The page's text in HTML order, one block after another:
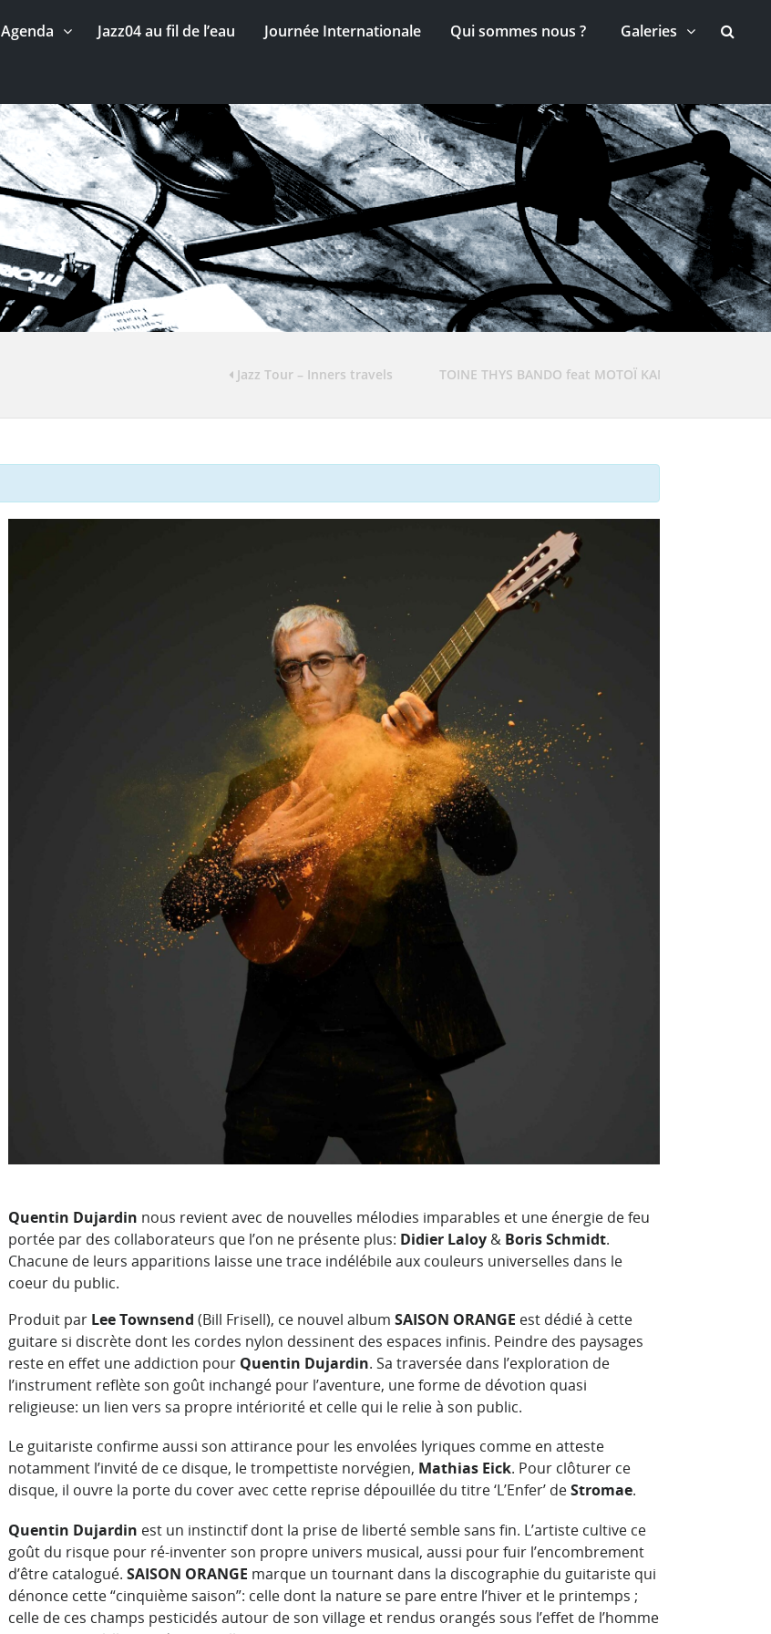
Agenda Jazz04 au fil de l’eau Journée Internationale Qui sommes nous ? Galeries
Jazz Tour – Inners travels
TOINE THYS BANDO feat MOTOÏ KANAMORI
Quentin Dujardin nous revient avec de nouvelles mélodies imparables et une énergie de feu
portée par des collaborateurs que l’on ne présente plus: Didier Laloy & Boris Schmidt.
Chacune de leurs apparitions laisse une trace indélébile aux couleurs universelles dans le
coeur du public.
Produit par Lee Townsend (Bill Frisell), ce nouvel album SAISON ORANGE est dédié à cette
guitare si discrète dont les cordes nylon dessinent des espaces infinis. Peindre des paysages
reste en effet une addiction pour Quentin Dujardin. Sa traversée dans l’exploration de
l’instrument reflète son goût inchangé pour l’aventure, une forme de dévotion quasi
religieuse: un lien vers sa propre intériorité et celle qui le relie à son public.
Le guitariste confirme aussi son attirance pour les envolées lyriques comme en atteste
notamment l’invité de ce disque, le trompettiste norvégien, Mathias Eick. Pour clôturer ce
disque, il ouvre la porte du cover avec cette reprise dépouillée du titre ‘L’Enfer’ deStromae.
Quentin Dujardin est un instinctif dont la prise de liberté semble sans fin. L’artiste cultive ce
goût du risque pour ré-inventer son propre univers musical, aussi pour fuir l’encombrement
d’être catalogué. SAISON ORANGE marque un tournant dans la discographie du guitariste qui
dénonce cette “cinquième saison”: celle dont la nature se pare entre l’hiver et le printemps ;
celle de ces champs pesticidés autour de son village et rendus orangés sous l’effet de l’homme